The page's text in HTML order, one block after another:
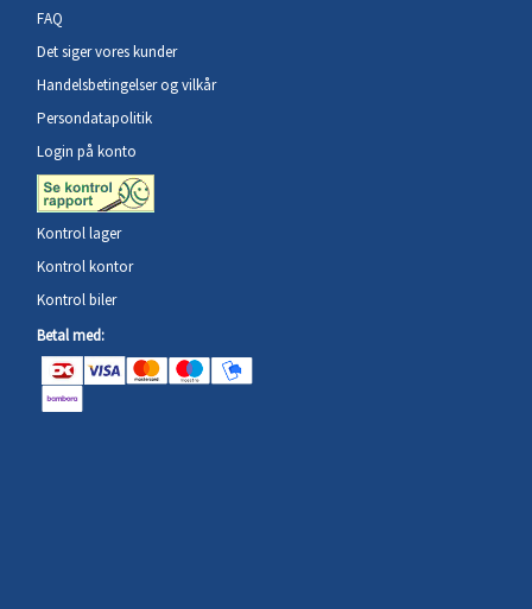
FAQ
Det siger vores kunder
Handelsbetingelser og vilkår
Persondatapolitik
Login på konto
Kontrol lager
Kontrol kontor
Kontrol biler
Betal med: